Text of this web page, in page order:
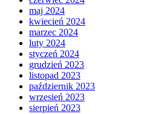
maj 2024
kwiecień 2024
marzec 2024
luty 2024
styczeń 2024
grudzień 2023
listopad 2023
październik 2023
wrzesień 2023
sierpień 2023